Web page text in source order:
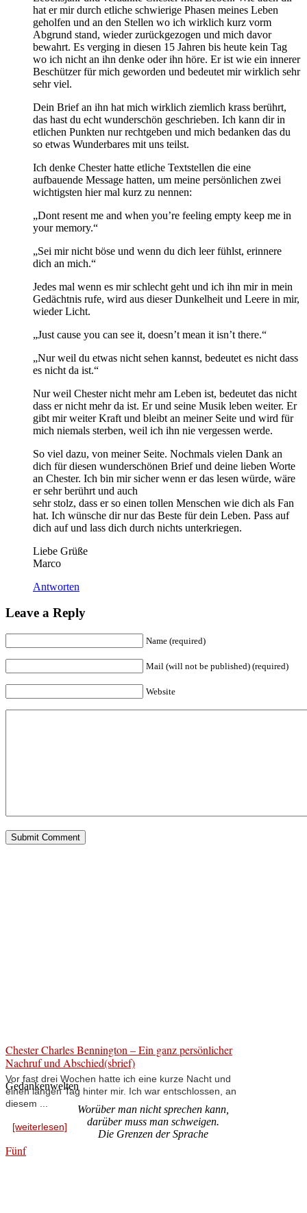
hat er mir durch etliche schwierige Phasen meines Leben
geholfen und an den Stellen wo ich wirklich kurz vorm
Abgrund stand, wieder zurückgezogen und mich davor
bewahrt. Es verging in diesen 15 Jahren bis heute kein Tag
wo ich nicht an ihn denke oder ihn höre. Er ist wie ein innerer
Beschützer für mich geworden und bedeutet mir wirklich sehr
sehr viel.
Dein Brief an ihn hat mich wirklich ziemlich krass berührt,
das hast du echt wunderschön geschrieben. Ich kann dir in
etlichen Punkten nur rechtgeben und mich bedanken das du
so etwas Wunderbares mit uns teilst.
Ich denke Chester hatte etliche Textstellen die eine
aufbauende Message hatten, um meine persönlichen zwei
wichtigsten hier mal kurz zu nennen:
„Dont resent me and when you’re feeling empty keep me in
your memory.“
„Sei mir nicht böse und wenn du dich leer fühlst, erinnere
dich an mich.“
Jedes mal wenn es mir schlecht geht und ich ihn mir in mein
Gedächtnis rufe, wird aus dieser Dunkelheit und Leere in mir,
wieder Licht.
„Just cause you can see it, doesn’t mean it isn’t there.“
„Nur weil du etwas nicht sehen kannst, bedeutet es nicht dass
es nicht da ist.“
Nur weil Chester nicht mehr am Leben ist, bedeutet das nicht
dass er nicht mehr da ist. Er und seine Musik leben weiter. Er
gibt mir weiter Kraft und bleibt an meiner Seite und wird für
mich niemals sterben, weil ich ihn nie vergessen werde.
So viel dazu, von meiner Seite. Nochmals vielen Dank an
dich für diesen wunderschönen Brief und deine lieben Worte
an Chester. Ich bin mir sicher wenn er das lesen würde, wäre
er sehr berührt und auch
sehr stolz, dass er so einen tollen Menschen wie dich als Fan
hat. Ich wünsche dir nur das Beste für dein Leben. Pass auf
dich auf und lass dich durch nichts unterkriegen.
Liebe Grüße
Marco
Antworten
Leave a Reply
Name (required)
Mail (will not be published) (required)
Website
Chester Charles Bennington – Ein ganz persönlicher
Nachruf und Abschied(sbrief)
Vor fast drei Wochen hatte ich eine kurze Nacht und
einen langen Tag hinter mir. Ich war entschlossen, an
diesem ...
[weiterlesen]
Fünf
Gedankenwelten
Worüber man nicht sprechen kann,
darüber muss man schweigen.
Die Grenzen der Sprache